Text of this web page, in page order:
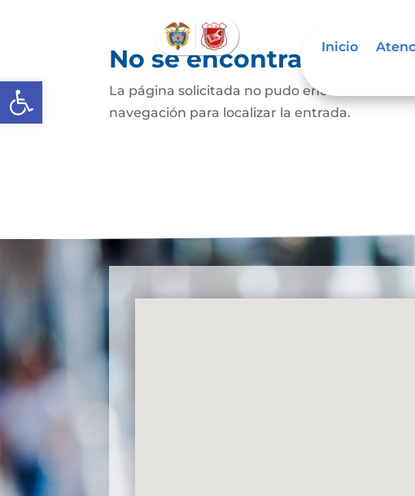
Abrir barra de herramientas
Inicio
No se encontraron
La página solicitada no pudo encontrarse.
navegación para localizar la entrada.